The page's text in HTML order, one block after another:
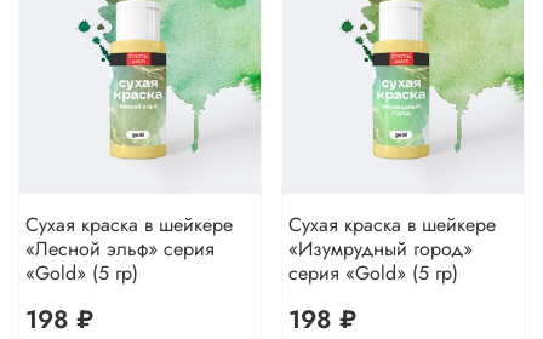
Сухая краска в шейкере
«Лесной эльф» серия
«Gold» (5 гр)
198 ₽
Сухая краска в шейкере
«Изумрудный город»
серия «Gold» (5 гр)
198 ₽